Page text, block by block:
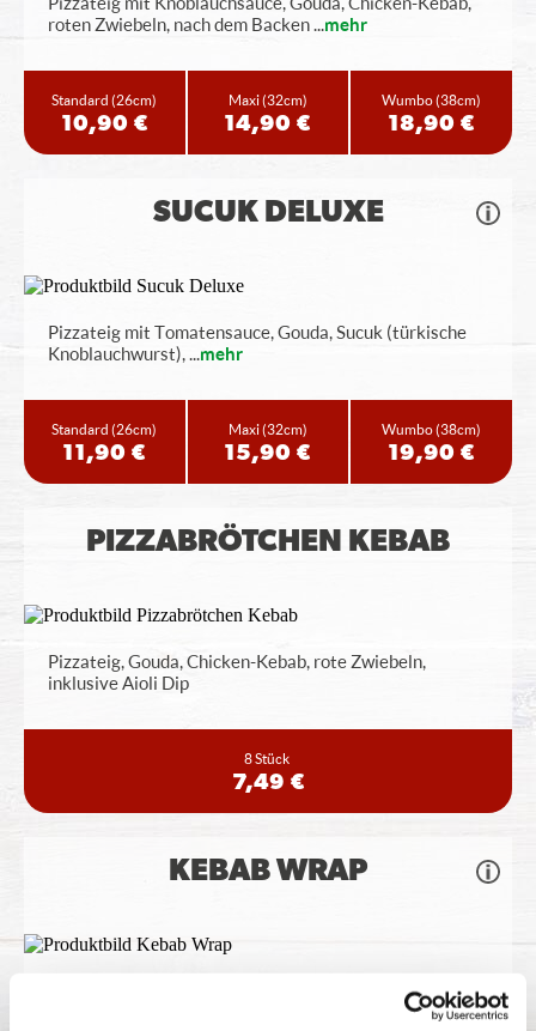
roten Zwiebeln, nach dem Backen...mehr
Standard(26cm)
10,90 €
Maxi(32cm)
14,90 €
Wumbo(38cm)
18,90 €
SUCUK DELUXE
Pizzateig mit Tomatensauce, Gouda, Sucuk (türkische
Knoblauchwurst),...mehr
Standard(26cm)
11,90 €
Maxi(32cm)
15,90 €
Wumbo(38cm)
19,90 €
PIZZABRÖTCHEN KEBAB
Pizzateig, Gouda, Chicken-Kebab, rote Zwiebeln,
inklusive Aioli Dip
8 Stück
7,49 €
KEBAB WRAP
Weizentortilla, Knoblauchsauce, Chicken-Kebab, rote